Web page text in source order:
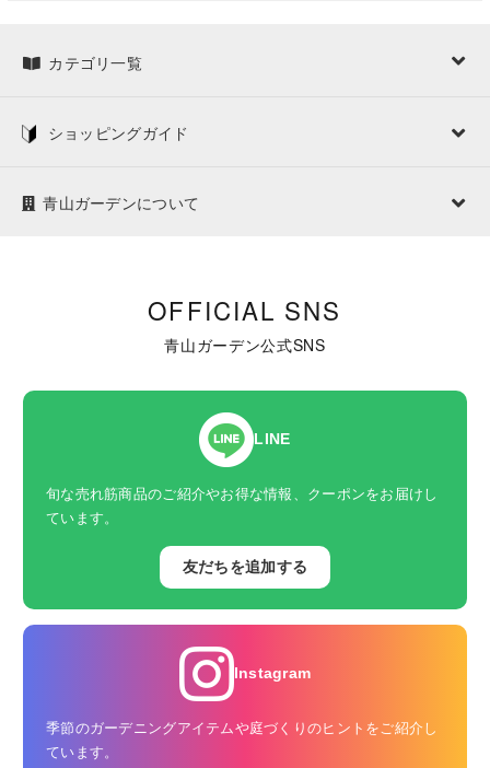
カテゴリ一覧
ショッピングガイド
青山ガーデンについて
OFFICIAL SNS
青山ガーデン公式SNS
LINE
旬な売れ筋商品のご紹介やお得な情報、クーポンをお届けし
ています。
友だちを追加する
Instagram
季節のガーデニングアイテムや庭づくりのヒントをご紹介し
ています。